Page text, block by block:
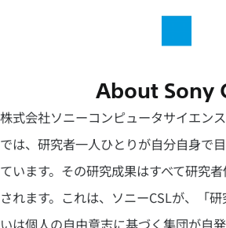
About Sony
株式会社ソニーコンピュータサイエンス
では、研究者一人ひとりが自分自身で
ています。その研究成果はすべて研究
されます。これは、ソニーCSLが、「
いは個人の自由意志に基づく集団が自